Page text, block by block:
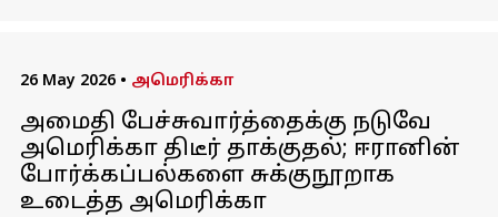
26 May 2026 • அமெரிக்கா
அமைதி பேச்சுவார்த்தைக்கு நடுவே
அமெரிக்கா திடீர் தாக்குதல்; ஈரானின்
போர்க்கப்பல்களை சுக்குநூறாக
உடைத்த அமெரிக்கா